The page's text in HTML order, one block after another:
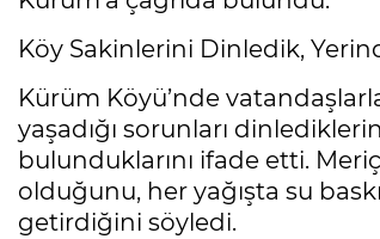
Köy Sakinlerini Dinledik,
Kürüm Köyü’nde
yaşadığı sorunları
bulunduklarını ifade etti.
olduğunu, her yağışta su
getirdiğini söyledi.